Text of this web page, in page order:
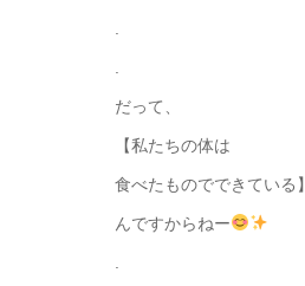
だって、
【私たちの体は
食べたものでできている】
んですからねー